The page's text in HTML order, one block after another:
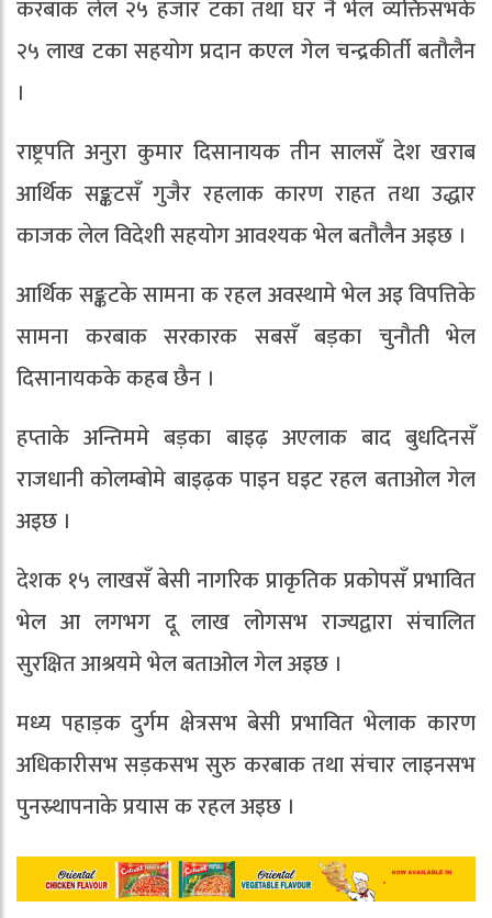
करबाक लेल २५ हजार टका तथा घर नै भेल व्यक्तिसभकेँ
२५ लाख टका सहयोग प्रदान कएल गेल चन्द्रकीर्ती बतौलैन
।
राष्ट्रपति अनुरा कुमार दिसानायक तीन सालसँ देश खराब
आर्थिक सङ्कटसँ गुजैर रहलाक कारण राहत तथा उद्धार
काजक लेल विदेशी सहयोग आवश्यक भेल बतौलैन अइछ ।
आर्थिक सङ्कटके सामना क रहल अवस्थामे भेल अइ विपत्तिके
सामना करबाक सरकारक सबसँ बड़का चुनौती भेल
दिसानायकके कहब छैन ।
हप्ताके अन्तिममे बड़का बाइढ़ अएलाक बाद बुधदिनसँ
राजधानी कोलम्बोमे बाइढ़क पाइन घइट रहल बताओल गेल
अइछ ।
देशक १५ लाखसँ बेसी नागरिक प्राकृतिक प्रकोपसँ प्रभावित
भेल आ लगभग दू लाख लोगसभ राज्यद्वारा संचालित
सुरक्षित आश्रयमे भेल बताओल गेल अइछ ।
मध्य पहाड़क दुर्गम क्षेत्रसभ बेसी प्रभावित भेलाक कारण
अधिकारीसभ सड़कसभ सुरु करबाक तथा संचार लाइनसभ
पुनस्र्थापनाके प्रयास क रहल अइछ ।